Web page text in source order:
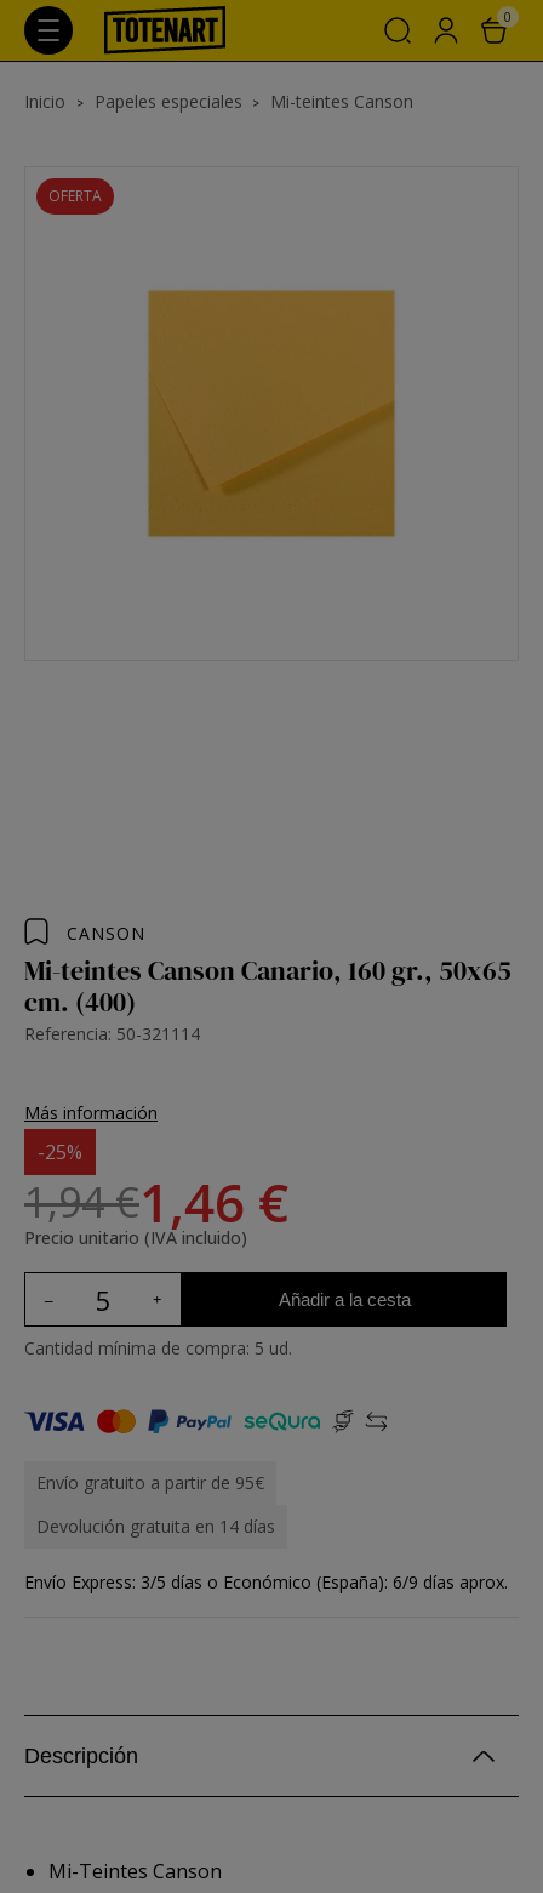
0
Inicio Papeles especiales Mi-teintes Canson
OFERTA
CANSON
Mi-teintes Canson Canario, 160 gr., 50x65
cm. (400)
Referencia: 50-321114
Más información
-25%
1,94 €1,46 €
Precio unitario (IVA incluido)
Añadir a la cesta
Cantidad mínima de compra: 5 ud.
Envío gratuito a partir de 95€
Devolución gratuita en 14 días
Envío Express: 3/5 días o Económico (España): 6/9 días aprox.
Descripción
Mi-Teintes Canson